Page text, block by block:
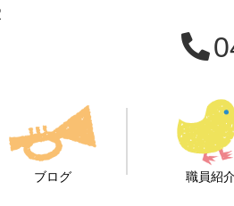
ブログ 職員紹